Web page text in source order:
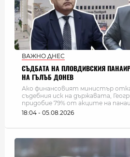
ВАЖНО ДНЕС
СЪДБАТА НА ПЛОВДИВСКИЯ
НА ГЪЛЪБ ДОНЕВ
Ако финансовият министър
съдебния иск на държавата,
придобие 79% от акците на
18:04 - 05.08.2026